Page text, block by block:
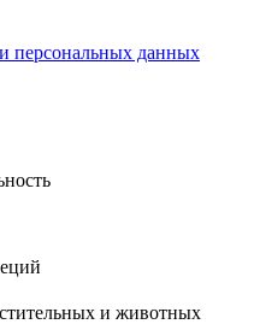
персональных данных
и животных